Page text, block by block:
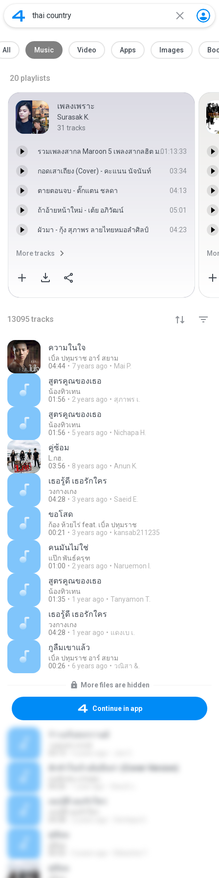
All Music Video Apps Images
20 playlists
เพลงเพราะ
Surasak K.
31 tracks
รวมเพลงสากล Maroon 5 เพลงสากลฮิต มาแรง ฟังเพลงเวลาทำงาน 24 ชั่วโมง HD.mp3 01:13:33
กอดเสาเถียง (Cover) - คะแนน นัจนันท์ 03:34
ตายตอนจบ - ตั๊กแตน ชลดา 04:13
ถ้าอ้ายหน้าใหม่ - เต้ย อภิวัฒน์ 05:01
ผัวมา - กุ้ง สุภาพร ลายไทยหมอลำศิลป์ 04:23
More tracks
13095 tracks
ความในใจ
เบิ้ล ปทุมราช อาร์ สยาม
04:44
7 years ago Mai P.
สูตรคูณของเธอ
น้องทิวเทน
01:56
2 years ago สุภาพร เ.
สูตรคูณของเธอ
น้องทิวเทน
01:56
5 years ago Nichapa H.
คู่ซ้อม
L.กฮ.
03:56
8 years ago Anun K.
เธอรู้ดี เธอรักใคร
วงกางเกง
04:28
3 years ago Saeid E.
ขอโสด
ก้อง ห้วยไร่ feat. เบิ้ล ปทุมราช
00:21
3 years ago kansab211235
คนมันไม่ใช่
แป๊ก พันธ์ครุฑ
01:00
2 years ago Naruemon I.
สูตรคูณของเธอ
น้องทิวเทน
01:35
1 year ago Tanyamon T.
เธอรู้ดี เธอรักใคร
วงกางเกง
04:28
1 year ago แดงเบ เ.
กูลืมเขาแล้ว
เบิ้ล ปทุมราช อาร์ สยาม
00:26
6 years ago วณิสา &.
More files are hidden
Continue in app
ฮักหัวใจเจ้าเด้ออีหล่า (Cover Version)